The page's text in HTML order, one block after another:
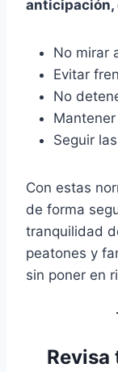
anticipación,
No mirar
Evitar
No
Seguir
Con estas
de forma
tranquilidad
peatones y
sin poner en
Revisa